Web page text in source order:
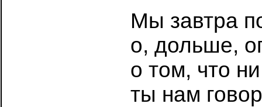
Мы завтра
о, дольше,
о том, что
ты нам